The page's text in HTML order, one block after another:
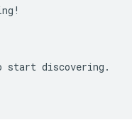
start discovering.